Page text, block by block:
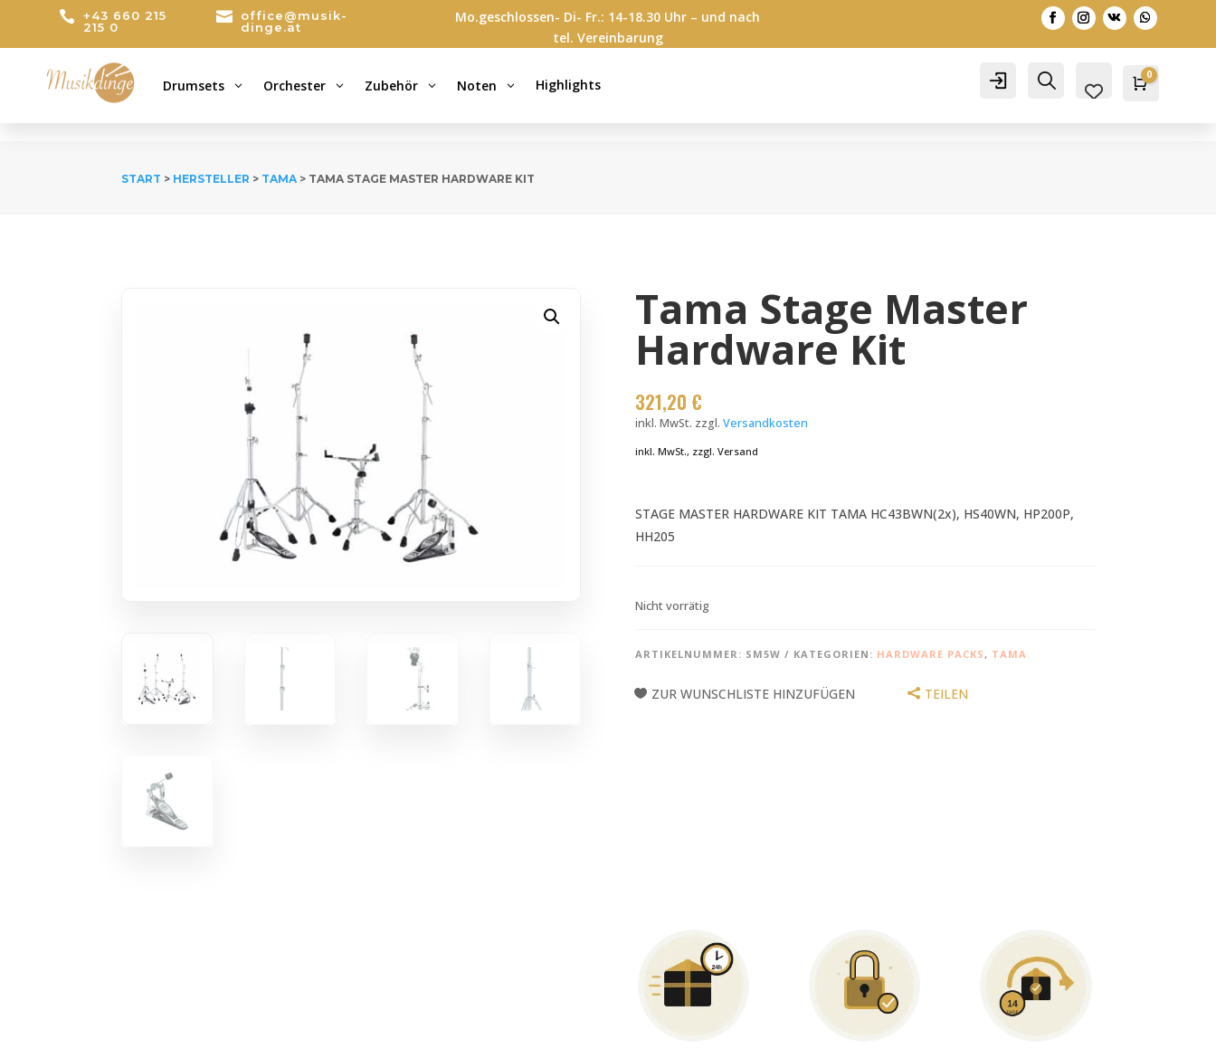
 +43 660 215
215 0

office@musik-
dinge.at
Mo.geschlossen- Di- Fr.: 14-18.30 Uhr – und nach
tel. Vereinbarung
Drumsets 3 Orchester 3 Zubehör 3 Noten 3 Highlights Account Search 0
START > HERSTELLER > TAMA > TAMA STAGE MASTER HARDWARE KIT
Tama Stage Master
Hardware Kit
321,20 €
inkl. MwSt. zzgl. Versandkosten
inkl. MwSt., zzgl. Versand
STAGE MASTER HARDWARE KIT TAMA HC43BWN(2x), HS40WN, HP200P,
HH205
Nicht vorrätig
ARTIKELNUMMER: SM5W KATEGORIEN: HARDWARE PACKS , TAMA
ZUR WUNSCHLISTE HINZUFÜGEN TEILEN